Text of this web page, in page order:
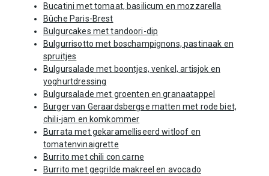
Bucatini met tomaat, basilicum en mozzarella
Bûche Paris-Brest
Bulgurcakes met tandoori-dip
Bulgurrisotto met boschampignons, pastinaak en
spruitjes
Bulgursalade met boontjes, venkel, artisjok en
yoghurtdressing
Bulgursalade met groenten en granaatappel
Burger van Geraardsbergse matten met rode biet,
chili-jam en komkommer
Burrata met gekaramelliseerd witloof en
tomatenvinaigrette
Burrito met chili con carne
Burrito met gegrilde makreel en avocado